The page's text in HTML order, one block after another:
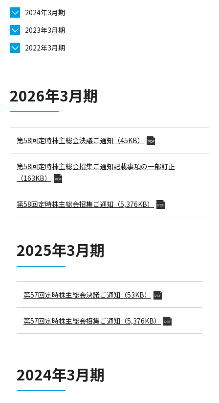
2024年3月期
2023年3月期
2022年3月期
2026年3月期
第58回定時株主総会決議ご通知（45KB） PDF
第58回定時株主総会招集ご通知記載事項の一部訂正
（163KB）
PDF
第58回定時株主総会招集ご通知（5,376KB） PDF
2025年3月期
第57回定時株主総会決議ご通知（53KB） PDF
第57回定時株主総会招集ご通知 （5,376KB） PDF
2024年3月期